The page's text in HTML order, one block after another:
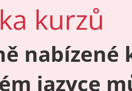
kurzů
nabízené
jazyce